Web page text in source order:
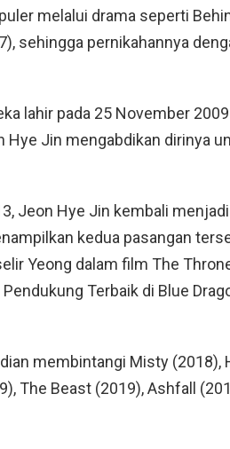
melalui drama seperti
sehingga pernikahannya
lahir pada 25 November
Hye Jin mengabdikan dirinya
Jeon Hye Jin kembali
kedua pasangan
Yeong dalam film The
Terbaik di Blue
membintangi Misty (2018),
The Beast (2019), Ashfall